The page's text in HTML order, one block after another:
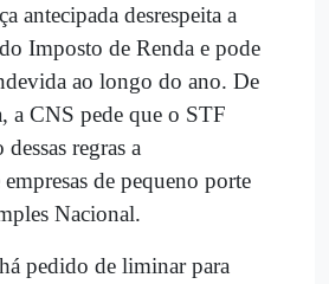
antecipada desrespeita a
Imposto de Renda e pode
ao longo do ano. De
a CNS pede que o STF
regras a
de pequeno porte
Nacional.
pedido de liminar para